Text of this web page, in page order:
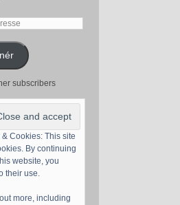
subscribers
& Cookies: This site
By continuing
website, you
their use.
more, including